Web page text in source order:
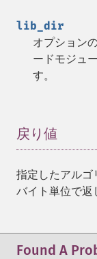
lib_dir
オプション
ードモジュ
す。
戻り値
指定したアルゴ
バイト単位で返
Found A